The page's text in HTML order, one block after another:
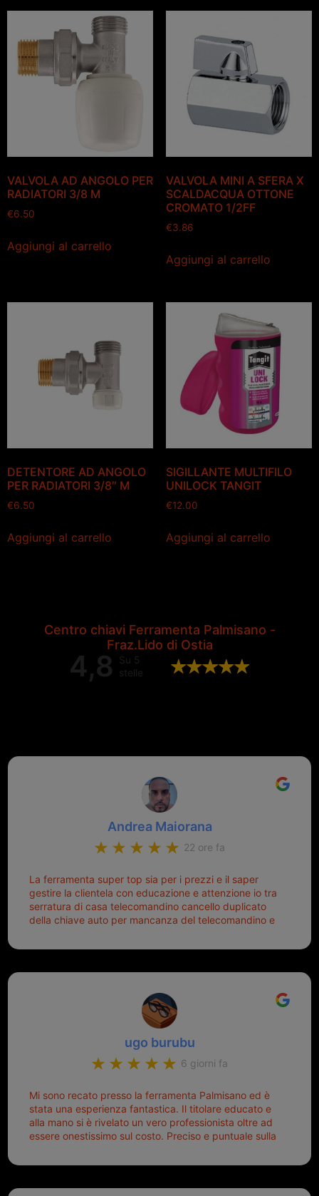
VALVOLA AD ANGOLO PER
RADIATORI 3/8 M
€6.50
Aggiungi al carrello
VALVOLA MINI A SFERA X
SCALDACQUA OTTONE
CROMATO 1/2FF
€3.86
Aggiungi al carrello
DETENTORE AD ANGOLO
PER RADIATORI 3/8″ M
€6.50
Aggiungi al carrello
SIGILLANTE MULTIFILO
UNILOCK TANGIT
€12.00
Aggiungi al carrello
Centro chiavi Ferramenta Palmisano -
Fraz.Lido di Ostia
4,8
Su 5
stelle
Andrea Maiorana
22 ore fa
La ferramenta super top sia per i prezzi e il saper
gestire la clientela con educazione e attenzione io tra
serratura di casa telecomandino cancello duplicato
della chiave auto per mancanza del telecomandino e
meglio ferramenta de ostia e poi il prorietario il signor
ugo burubu
6 giorni fa
Mi sono recato presso la ferramenta Palmisano ed è
stata una esperienza fantastica. Il titolare educato e
alla mano si è rivelato un vero professionista oltre ad
essere onestissimo sul costo. Preciso e puntuale sulla